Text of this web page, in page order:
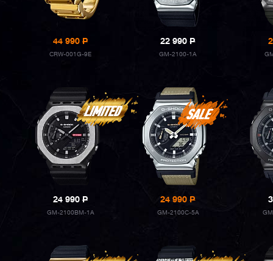
44 990P
CRW-001G-9E
22 990P
GM-2100-1A
24 990P
GM-2100BM-1A
24 990P
GM-2100C-5A